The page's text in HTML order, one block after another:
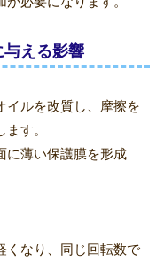
える影響
イルを改質し、摩擦を
す。
に薄い保護膜を形成
くなり、同じ回転数で